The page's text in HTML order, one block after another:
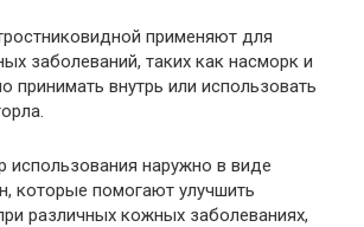
применяют для
заболеваний, таких как насморк и
принимать внутрь или использовать
использования наружно в виде
которые помогают улучшить
различных кожных заболеваниях,